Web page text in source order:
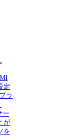
定
ラ
ー
が
を